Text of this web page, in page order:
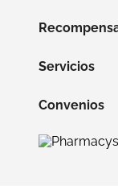
Servicios
Convenios